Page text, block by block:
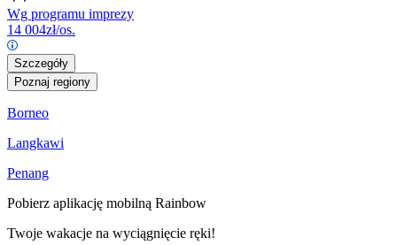
Wg programu imprezy
14 004zł/os.
Szczegóły
Poznaj regiony
Borneo
Langkawi
Penang
Pobierz aplikację mobilną Rainbow
Twoje wakacje na wyciągnięcie ręki!